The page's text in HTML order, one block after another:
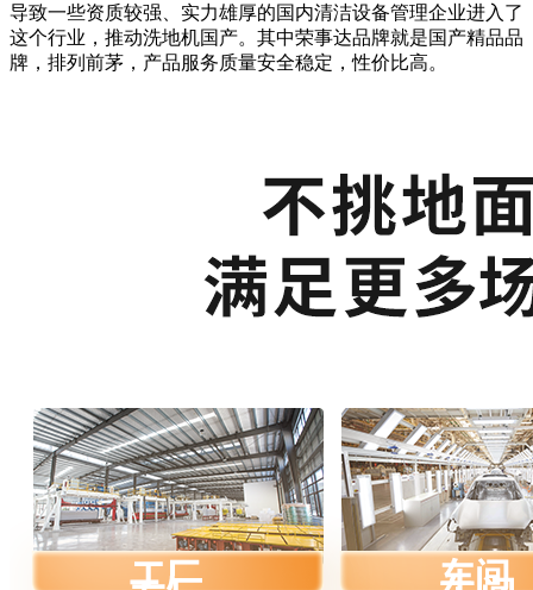
导致一些资质较强、实力雄厚的国内清洁设备管理企业进入了
这个行业，推动洗地机国产。其中荣事达品牌就是国产精品品
牌，排列前茅，产品服务质量安全稳定，性价比高。